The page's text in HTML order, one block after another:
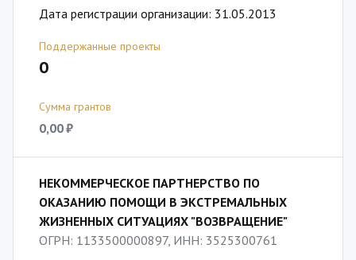
Дата регистрации организации: 31.05.2013
Поддержанные проекты
0
Сумма грантов
0,00 ₽
НЕКОММЕРЧЕСКОЕ ПАРТНЕРСТВО ПО
ОКАЗАНИЮ ПОМОЩИ В ЭКСТРЕМАЛЬНЫХ
ЖИЗНЕННЫХ СИТУАЦИЯХ "ВОЗВРАЩЕНИЕ"
ОГРН: 1133500000897, ИНН: 3525300761